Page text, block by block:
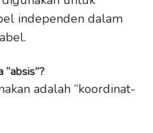
independen dalam
adalah “koordinat-